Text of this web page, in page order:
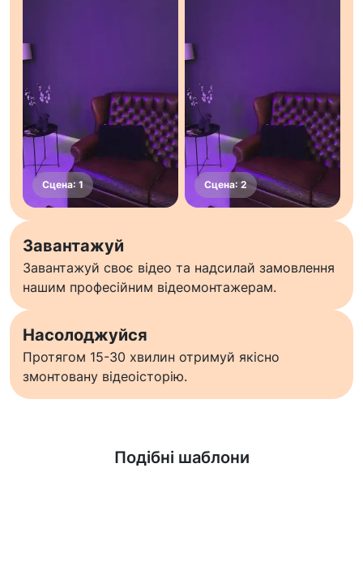
Завантажуй
Завантажуй своє відео та надсилай замовлення
нашим професійним відеомонтажерам.
Насолоджуйся
Протягом 15-30 хвилин отримуй якісно
змонтовану відеоісторію.
Подібні шаблони
Дізнатися більше